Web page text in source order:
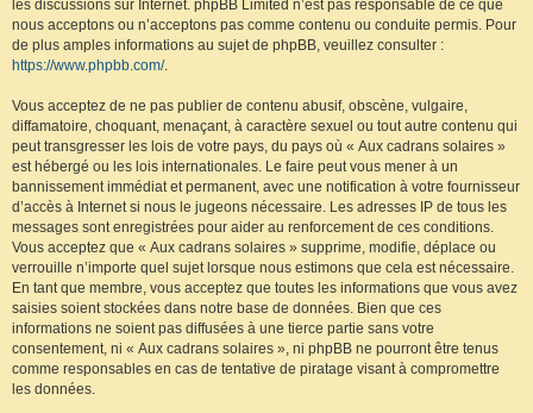
les discussions sur Internet. phpBB Limited n’est pas responsable de ce que
nous acceptons ou n’acceptons pas comme contenu ou conduite permis. Pour
de plus amples informations au sujet de phpBB, veuillez consulter :
https://www.phpbb.com/.
Vous acceptez de ne pas publier de contenu abusif, obscène, vulgaire,
diffamatoire, choquant, menaçant, à caractère sexuel ou tout autre contenu qui
peut transgresser les lois de votre pays, du pays où « Aux cadrans solaires »
est hébergé ou les lois internationales. Le faire peut vous mener à un
bannissement immédiat et permanent, avec une notification à votre fournisseur
d’accès à Internet si nous le jugeons nécessaire. Les adresses IP de tous les
messages sont enregistrées pour aider au renforcement de ces conditions.
Vous acceptez que « Aux cadrans solaires » supprime, modifie, déplace ou
verrouille n’importe quel sujet lorsque nous estimons que cela est nécessaire.
En tant que membre, vous acceptez que toutes les informations que vous avez
saisies soient stockées dans notre base de données. Bien que ces
informations ne soient pas diffusées à une tierce partie sans votre
consentement, ni « Aux cadrans solaires », ni phpBB ne pourront être tenus
comme responsables en cas de tentative de piratage visant à compromettre
les données.